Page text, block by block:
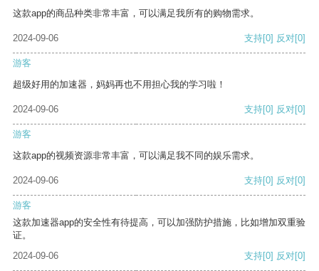
这款app的商品种类非常丰富，可以满足我所有的购物需求。
2024-09-06 支持[0] 反对[0]
游客
超级好用的加速器，妈妈再也不用担心我的学习啦！
2024-09-06 支持[0] 反对[0]
游客
这款app的视频资源非常丰富，可以满足我不同的娱乐需求。
2024-09-06 支持[0] 反对[0]
游客
这款加速器app的安全性有待提高，可以加强防护措施，比如增加双重验
证。
2024-09-06
支持[0] 反对[0]